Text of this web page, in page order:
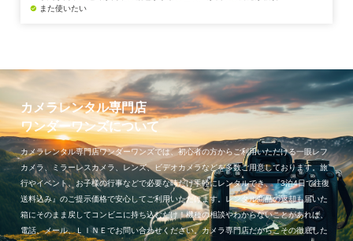
check_circle また使いたい
カメラレンタル専門店
ワンダーワンズについて
カメラレンタル専門店ワンダーワンズでは、初心者の方からご利用いただける一眼レフ
カメラ、ミラーレスカメラ、レンズ、ビデオカメラなどを多数ご用意しております。旅
行やイベント、お子様の行事などで必要な時だけ手軽にレンタルでき、『3泊4日で往復
送料込み』のご提示価格で安心してご利用いただけます。レンタル商品の返却も届いた
箱にそのまま戻してコンビニに持ち込むだけ！機種の相談やわからないことがあれば、
電話、メール、ＬＩＮＥでお問い合わせください。カメラ専門店だからこその徹底した